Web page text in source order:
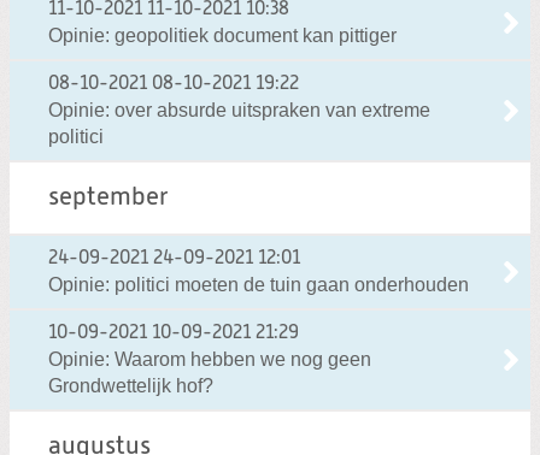
11-10-2021 11-10-2021 10:38
Opinie: geopolitiek document kan pittiger
08-10-2021 08-10-2021 19:22
Opinie: over absurde uitspraken van extreme
politici
september
24-09-2021 24-09-2021 12:01
Opinie: politici moeten de tuin gaan onderhouden
10-09-2021 10-09-2021 21:29
Opinie: Waarom hebben we nog geen
Grondwettelijk hof?
augustus